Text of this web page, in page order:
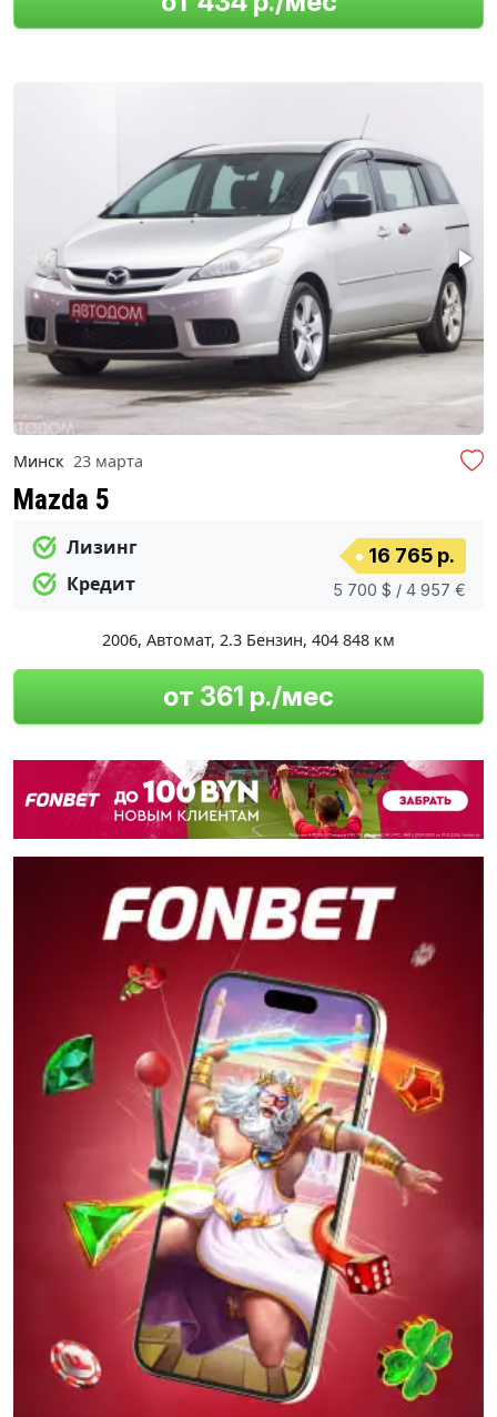
Минск 23 марта
Mazda 5
Лизинг
Кредит
16 765 р.
5 700 $ / 4 957 €
2006, Автомат, 2.3 Бензин, 404 848 км
от 361 р./мес